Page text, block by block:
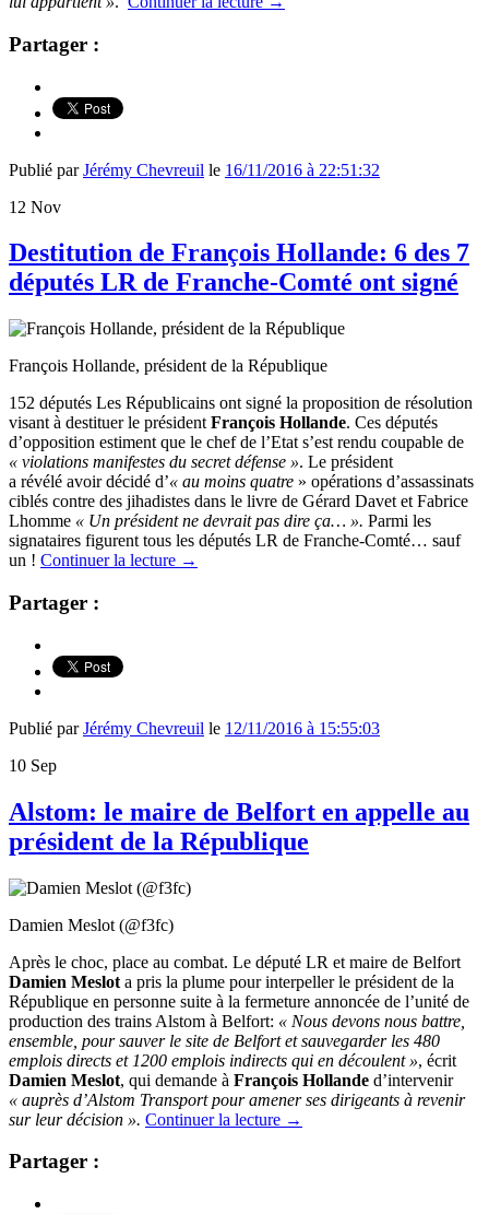
Partager :
Publié parJérémy Chevreuil le 16/11/2016 à 22:51:32
12 Nov
Destitution de François Hollande: 6 des 7
députés LR de Franche-Comté ont signé
François Hollande, président de la République
152 députés Les Républicains ont signé la proposition de résolution
visant à destituer le président François Hollande. Ces députés
d’opposition estiment que le chef de l’Etat s’est rendu coupable de
« violations manifestes du secret défense ». Le président
a révélé avoir décidé d’« au moins quatre » opérations d’assassinats
ciblés contre des jihadistes dans le livre de Gérard Davet et Fabrice
Lhomme « Un président ne devrait pas dire ça… ». Parmi les
signataires figurent tous les députés LR de Franche-Comté… sauf
un ! Continuer la lecture →
Partager :
Publié parJérémy Chevreuil le 12/11/2016 à 15:55:03
10 Sep
Alstom: le maire de Belfort en appelle au
président de la République
Damien Meslot (@f3fc)
Après le choc, place au combat. Le député LR et maire de Belfort
Damien Meslot a pris la plume pour interpeller le président de la
République en personne suite à la fermeture annoncée de l’unité de
production des trains Alstom à Belfort: « Nous devons nous battre,
ensemble, pour sauver le site de Belfort et sauvegarder les 480
emplois directs et 1200 emplois indirects qui en découlent », écrit
Damien Meslot, qui demande à François Hollande d’intervenir
« auprès d’Alstom Transport pour amener ses dirigeants à revenir
sur leur décision ». Continuer la lecture →
Partager :